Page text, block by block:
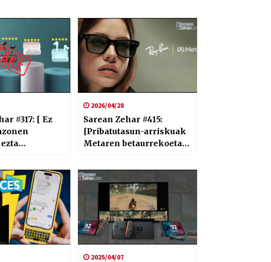
#317: [ Ez
2026/04/28
Sarean Zehar #415:
[Pribatutasun-arriskuak
Metaren betaurrekoetan,
autonomoak Norvegian]
2025/04/07